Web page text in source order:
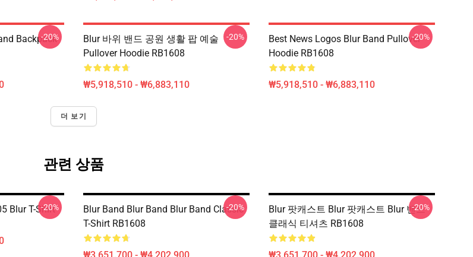
Backpack
-20%
Blur 바위 밴드 공원 생활 팝 예술
Pullover Hoodie RB1608
₩5,918,510 - ₩6,883,110
-20%
Best News Logos Blur Band Pullover
Hoodie RB1608
₩5,918,510 - ₩6,883,110
-20%
더 보기
관련 상품
Blur T-Shirt
-20%
Blur Band Blur Band Blur Band Classic
T-Shirt RB1608
-20%
Blur 팟캐스트 Blur 팟캐스트 Blur 밴드
클래식 티셔츠 RB1608
-20%